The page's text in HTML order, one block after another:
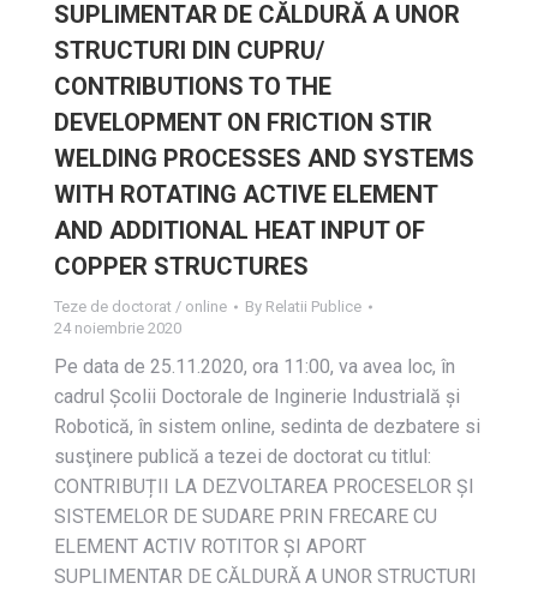
SUPLIMENTAR DE CĂLDURĂ A UNOR
STRUCTURI DIN CUPRU/
CONTRIBUTIONS TO THE
DEVELOPMENT ON FRICTION STIR
WELDING PROCESSES AND SYSTEMS
WITH ROTATING ACTIVE ELEMENT
AND ADDITIONAL HEAT INPUT OF
COPPER STRUCTURES
Teze de doctorat / online By Relatii Publice
24 noiembrie 2020
Pe data de 25.11.2020, ora 11:00, va avea loc, în
cadrul Școlii Doctorale de Inginerie Industrială și
Robotică, în sistem online, sedinta de dezbatere si
susţinere publică a tezei de doctorat cu titlul:
CONTRIBUȚII LA DEZVOLTAREA PROCESELOR ŞI
SISTEMELOR DE SUDARE PRIN FRECARE CU
ELEMENT ACTIV ROTITOR ȘI APORT
SUPLIMENTAR DE CĂLDURĂ A UNOR STRUCTURI